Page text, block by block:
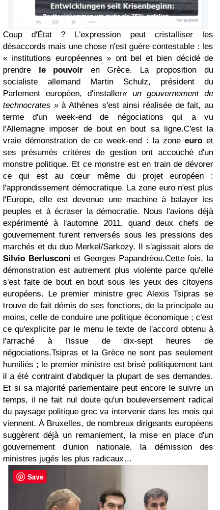
Coup d'État ? L'expression peut cristalliser les
désaccords mais une chose n'est guère contestable : les
« institutions européennes » ont bel et bien décidé de
prendre le pouvoir en Grèce. La proposition du
socialiste allemand Martin Schulz, président du
Parlement européen, d'installer« un gouvernement de
technocrates »à Athènes s'est ainsi réalisée de fait, au
terme d'un week-end de négociations qui a vu
l'Allemagne imposer de bout en bout sa ligne.C'est la
vraie démonstration de ce week-end : la zone euroet
ses présumés critères de gestion ont accouché d'un
monstre politique. Et ce monstre est en train de dévorer
ce qui est au cœur même du projet européen :
l'approndissement démocratique. La zone euro n'est plus
l'Europe, elle est devenue une machine à balayer les
peuples et à écraser la démocratie. Nous l'avions déjà
expérimenté à l'automne 2011, quand deux chefs de
gouvernement furent renversés sous les pressions des
marchés et du duo Merkel/Sarkozy. Il s'agissait alors de
Silvio Berlusconi et Georges Papandréou.Cette fois, la
démonstration est autrement plus violente parce qu'elle
s'est faite de bout en bout sous les yeux des citoyens
européens. Le premier ministre grec Alexis Tsipras se
trouve de fait démis de ses fonctions, de la principale au
moins, celle de conduire une politique économique ; c'est
ce qu'explicite par le menu le texte de l'accord obtenu à
l'arraché à l'issue de dix-sept heures de
négociations.Tsipras et la Grèce ne sont pas seulement
humiliés ; le premier ministre est brisé politiquement tant
il a été contraint d'abdiquer la plupart de ses demandes.
Et si sa majorité parlementaire peut encore le suivre un
temps, il ne fait nul doute qu'un bouleversement radical
du paysage politique grec va intervenir dans les mois qui
viennent. À Bruxelles, de nombreux dirigeants européens
suggèrent déjà un remaniement, la mise en place d'un
gouvernement d'union nationale, la démission des
ministres jugés les plus radicaux…
Save